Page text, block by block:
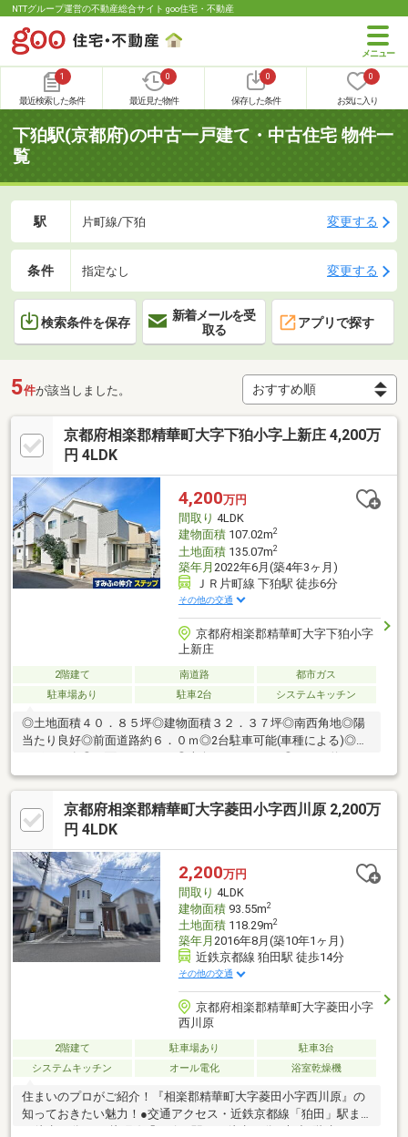
NTTグループ運営の不動産総合サイト goo住宅・不動産
1
最近検索した条件
0
最近見た物件
0
保存した条件
0
お気に入り
下狛駅(京都府)の中古一戸建て・中古住宅 物件一
覧
駅 片町線/下狛 変更する
条件 指定なし 変更する
検索条件を保存
新着メールを受
取る
アプリで探す
5件が該当しました。
京都府相楽郡精華町大字下狛小字上新庄 4,200万
円 4LDK
4,200万円
間取り 4LDK
建物面積107.02m2
土地面積135.07m2
築年月 2022年6月(築4年3ヶ月)
ＪＲ片町線 下狛駅 徒歩6分
その他の交通
京都府相楽郡精華町大字下狛小字
上新庄
2階建て 南道路
都市ガス
駐車場あり
駐車2台 システムキッチン
◎土地面積４０．８５坪◎建物面積３２．３７坪◎南西角地◎陽
当たり良好◎前面道路約６．０ｍ◎2台駐車可能(車種による)◎カ
９．０帖◎ＬＤ部分床暖房有◎食器洗浄乾燥機有◎浴室暖房・浴
室乾燥機有～その他周辺環境～・クスリのアオキ下狛店：約580
ｍ・村西循環器クリニック：約790ｍ・下狛郵便局：約540ｍ
京都府相楽郡精華町大字菱田小字西川原 2,200万
円 4LDK
2,200万円
間取り 4LDK
建物面積93.55m2
土地面積118.29m2
築年月 2016年8月(築10年1ヶ月)
近鉄京都線 狛田駅 徒歩14分
その他の交通
京都府相楽郡精華町大字菱田小字
西川原
2階建て 駐車場あり
駐車3台
システムキッチン
オール電化 浴室乾燥機
住まいのプロがご紹介！『相楽郡精華町大字菱田小字西川原』の
知っておきたい魅力！●交通アクセス・近鉄京都線「狛田」駅ま